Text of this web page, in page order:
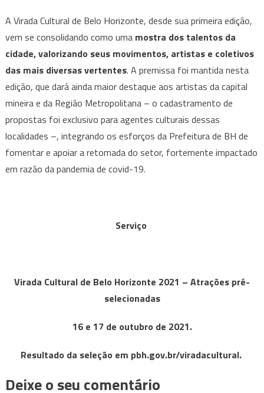
A Virada Cultural de Belo Horizonte, desde sua primeira edição,
vem se consolidando como uma mostra dos talentos da
cidade, valorizando seus movimentos, artistas e coletivos
das mais diversas vertentes. A premissa foi mantida nesta
edição, que dará ainda maior destaque aos artistas da capital
mineira e da Região Metropolitana – o cadastramento de
propostas foi exclusivo para agentes culturais dessas
localidades –, integrando os esforços da Prefeitura de BH de
fomentar e apoiar a retomada do setor, fortemente impactado
em razão da pandemia de covid-19.
Serviço
Virada Cultural de Belo Horizonte 2021 – Atrações pré-
selecionadas
16 e 17 de outubro de 2021.
Resultado da seleção em pbh.gov.br/viradacultural.
Deixe o seu comentário